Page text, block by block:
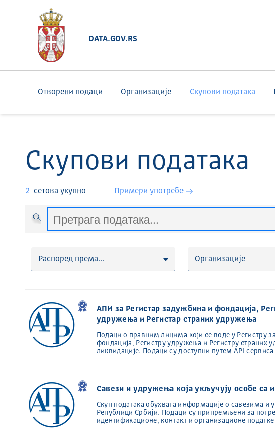
DATA.GOV.RS
Отворени подаци Организације Скупови података
Скупови података
2 сетова укупно Примери употребе
Распоред према... Организације
АПИ за Регистар задужбина и фондација,
удружења и Регистар страних удружења
Подаци о правним лицима који се воде у Регистру
фондација, Регистру удружења и Регистру страних
ликвидације. Подаци су доступни путем API
Савези и удружења која укључују особе са
Скуп података обухвата информације о савезима
Републици Србији. Подаци су припремљени за
идентификационе, контакт и организационе